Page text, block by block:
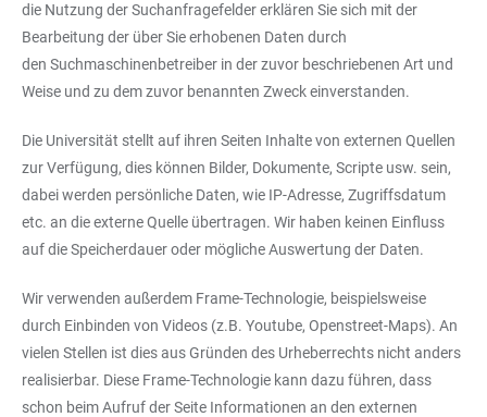
die Nutzung der Suchanfragefelder erklären Sie sich mit der
Bearbeitung der über Sie erhobenen Daten durch
den Suchmaschinenbetreiber in der zuvor beschriebenen Art und
Weise und zu dem zuvor benannten Zweck einverstanden.
Die Universität stellt auf ihren Seiten Inhalte von externen Quellen
zur Verfügung, dies können Bilder, Dokumente, Scripte usw. sein,
dabei werden persönliche Daten, wie IP-Adresse, Zugriffsdatum
etc. an die externe Quelle übertragen. Wir haben keinen Einfluss
auf die Speicherdauer oder mögliche Auswertung der Daten.
Wir verwenden außerdem Frame-Technologie, beispielsweise
durch Einbinden von Videos (z.B. Youtube, Openstreet-Maps). An
vielen Stellen ist dies aus Gründen des Urheberrechts nicht anders
realisierbar. Diese Frame-Technologie kann dazu führen, dass
schon beim Aufruf der Seite Informationen an den externen